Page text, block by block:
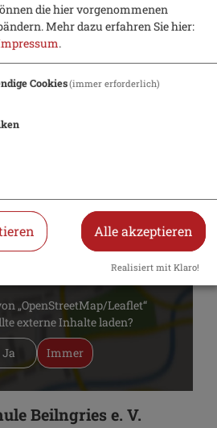
verbessern? Sie sind
und
lernen? Dann
mit uns auf!
„OpenStreetMap/Leaflet“
externe Inhalte laden?
Ja Immer
Beilngries e. V.
die hier vorgenommenen
Mehr dazu erfahren Sie hier:
.
Cookies(immer erforderlich)
Alle akzeptieren
Realisiert mit Klaro!